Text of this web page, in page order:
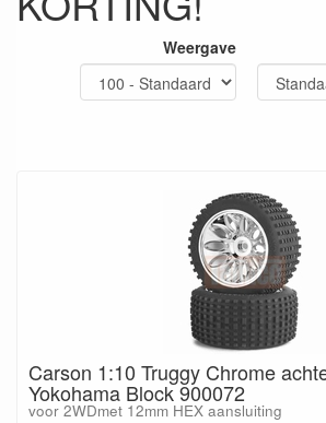
Weergave
Carson 1:10 Truggy Chrome
Yokohama Block 900072
voor 2WDmet 12mm HEX aansluiting